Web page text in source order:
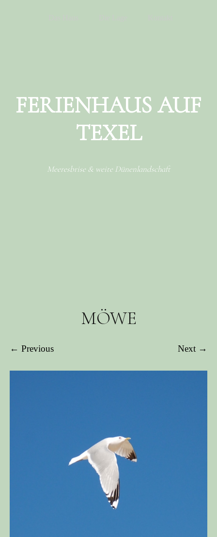
FERIENHAUS AUF
TEXEL
Meeresbrise & weite Dünenlandschaft
MÖWE
← Previous Next →